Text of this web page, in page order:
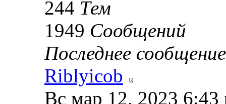
244 Тем
1949 Сообщений
Последнее сообщение
Riblyicob
Вс мар 12, 2023 6:43